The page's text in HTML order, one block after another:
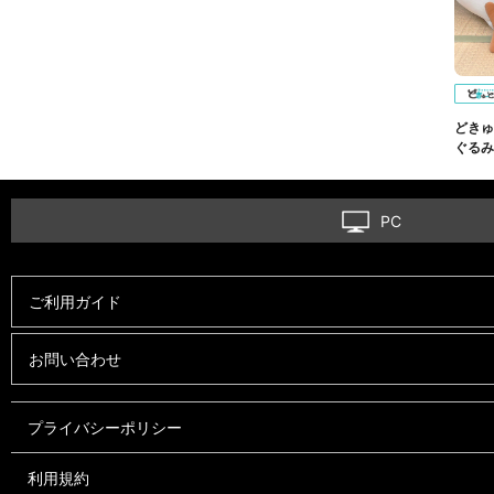
どき
ぐる
PC
ご利用ガイド
お問い合わせ
プライバシーポリシー
利用規約